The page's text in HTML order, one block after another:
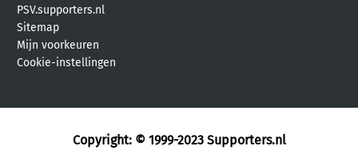
PSV.supporters.nl
Sitemap
Mijn voorkeuren
Cookie-instellingen
Copyright: © 1999-2023 Supporters.nl